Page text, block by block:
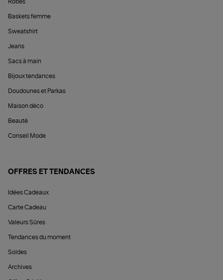
Robes
Baskets femme
Sweatshirt
Jeans
Sacs à main
Bijoux tendances
Doudounes et Parkas
Maison déco
Beauté
Conseil Mode
OFFRES ET TENDANCES
Idées Cadeaux
Carte Cadeau
Valeurs Sûres
Tendances du moment
Soldes
Archives